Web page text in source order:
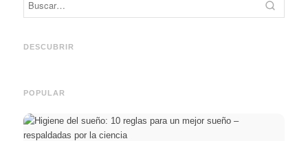
DESCUBRIR
Práctica profesional en
y el camino directo hacia la
Financiar los estudios en
POPULAR